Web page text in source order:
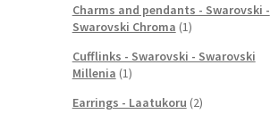
Charms and pendants - Swarovski -
Swarovski Chroma (1)
Cufflinks - Swarovski - Swarovski
Millenia (1)
Earrings - Laatukoru (2)